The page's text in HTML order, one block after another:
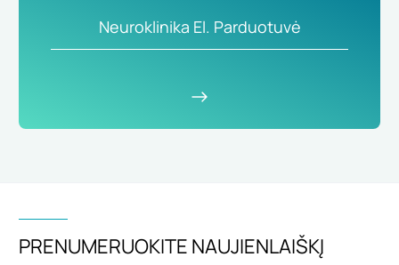
Neuroklinika El. Parduotuvė
PRENUMERUOKITE NAUJIENLAIŠKĮ